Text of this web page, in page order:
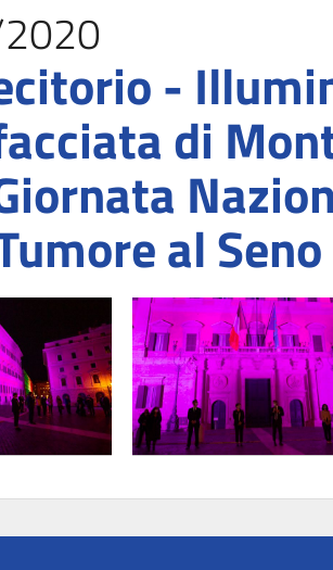
-
di
al